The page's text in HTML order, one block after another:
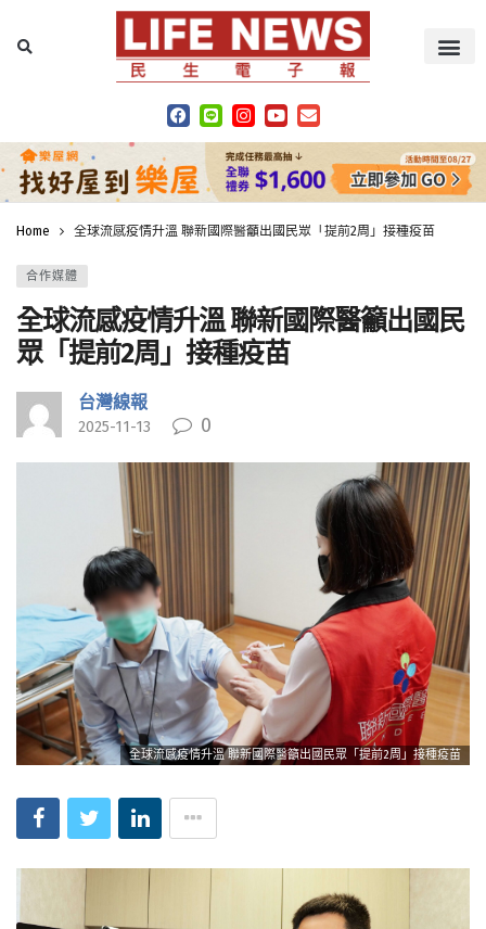
Home 全球流感疫情升溫 聯新國際醫籲出國民眾「提前2周」接種疫苗
合作媒體
全球流感疫情升溫 聯新國際醫籲出國民
眾「提前2周」接種疫苗
台灣線報
2025-11-13 0
全球流感疫情升溫 聯新國際醫籲出國民眾「提前2周」接種疫苗